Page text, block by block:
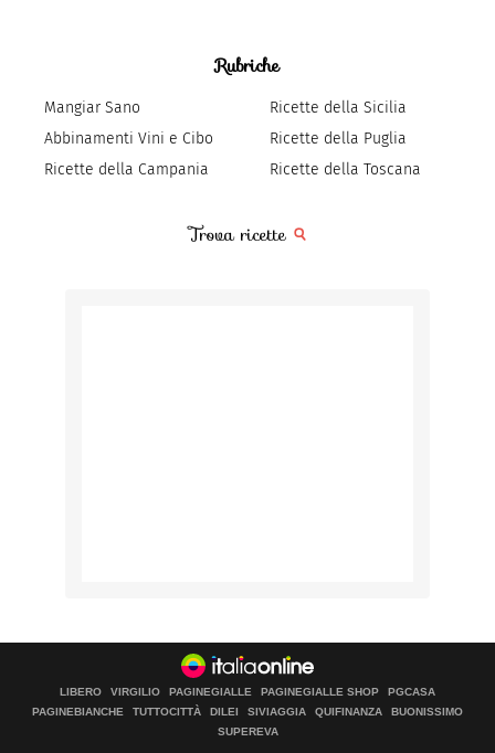
Rubriche
Mangiar Sano
Abbinamenti Vini e Cibo
Ricette della Campania
Ricette della Sicilia
Ricette della Puglia
Ricette della Toscana
Trova ricette
LIBERO VIRGILIO PAGINEGIALLE PAGINEGIALLE SHOP
PGCASA
PAGINEBIANCHE
TUTTOCITTÀ DILEI SIVIAGGIA QUIFINANZA
BUONISSIMO
SUPEREVA